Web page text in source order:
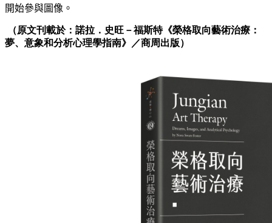
開始參與圖像。
（原文刊載於：諾拉．史旺－福斯特《榮格取向藝術治療：
夢、意象和分析心理學指南》／商周出版）